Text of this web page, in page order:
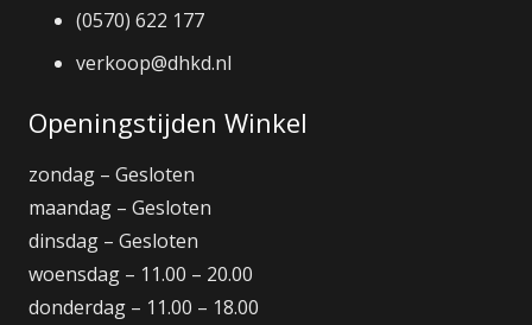
(0570) 622 177
verkoop@dhkd.nl
Openingstijden Winkel
zondag – Gesloten
maandag – Gesloten
dinsdag – Gesloten
woensdag – 11.00 – 20.00
donderdag – 11.00 – 18.00